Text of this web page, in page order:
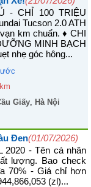
- CHỈ 100 TRIỆU
Tucson 2.0 ATH
km chuẩn. ♦ CHI
MINH BẠCH
nhẹ góc hông...
Giấy, Hà Nội
Đen(01/07/2026)
2020 - Tên cá nhân
lượng. Bao check
70% - Giá chỉ hơn
(zl)...